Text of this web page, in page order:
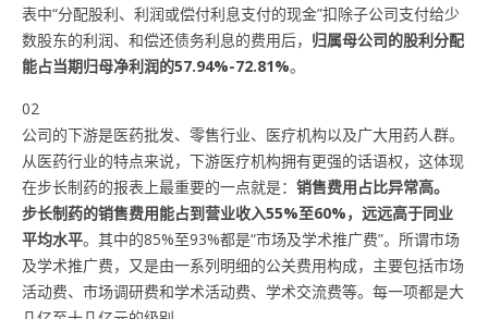
表中“分配股利、利润或偿付利息支付的现金”扣除子公司支付给少
数股东的利润、和偿还债务利息的费用后， 归属母公司的股利分配
能占当期归母净利润的57.94%-72.81%。
02
公司的下游是医药批发、零售行业、医疗机构以及广大用药人群。
从医药行业的特点来说，下游医疗机构拥有更强的话语权，这体现
在步长制药的报表上最重要的一点就是： 销售费用占比异常高。
步长制药的销售费用能占到营业收入55%至60%，远远高于同业
平均水平。其中的85%至93%都是“市场及学术推广费”。所谓市场
及学术推广费，又是由一系列明细的公关费用构成，主要包括市场
活动费、市场调研费和学术活动费、学术交流费等。每一项都是大